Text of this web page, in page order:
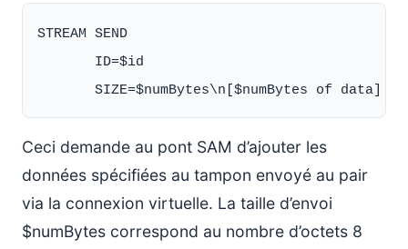
STREAM SEND
       ID=$id
Ceci demande au pont SAM d’ajouter les
données spécifiées au tampon envoyé au pair
via la connexion virtuelle. La taille d’envoi
$numBytes correspond au nombre d’octets 8